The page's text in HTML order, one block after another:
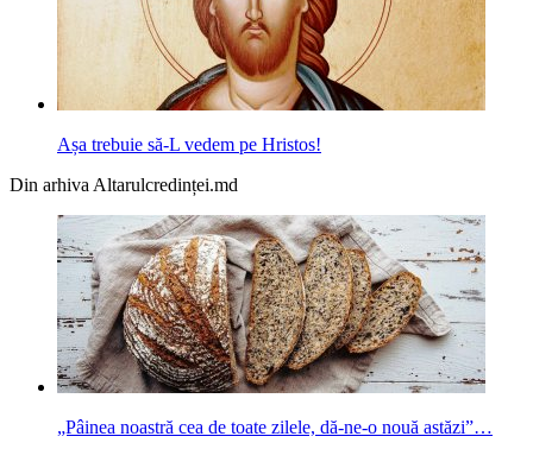
Așa trebuie să-L vedem pe Hristos!
Din arhiva Altarulcredinței.md
„Pâinea noastră cea de toate zilele, dă-ne-o nouă astăzi”…